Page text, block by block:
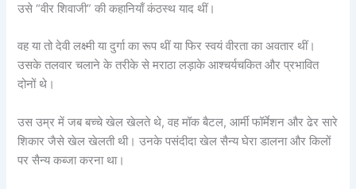
उसे “वीर शिवाजी” की कहानियाँ कंठस्थ याद थीं।
वह या तो देवी लक्ष्मी या दुर्गा का रूप थीं या फिर स्वयं वीरता का अवतार थीं।
उसके तलवार चलाने के तरीके से मराठा लड़ाके आश्चर्यचकित और प्रभावित
दोनों थे।
उस उम्र में जब बच्चे खेल खेलते थे, वह मॉक बैटल, आर्मी फॉर्मेशन और ढेर सारे
शिकार जैसे खेल खेलती थी। उनके पसंदीदा खेल सैन्य घेरा डालना और किलों
पर सैन्य कब्जा करना था।